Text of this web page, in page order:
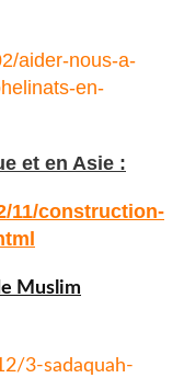
aider-nous-a-
en-
et en Asie :
11/construction-
Muslim
3-sadaquah-